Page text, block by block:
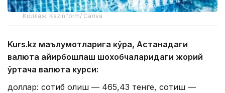
Коллаж: Kazinform/ Canva
Kurs.kz маълумотларига кўра, Астанадаги
валюта айирбошлаш шохобчаларидаги жорий
ўртача валюта курси:
доллар: сотиб олиш — 465,43 тенге, сотиш —